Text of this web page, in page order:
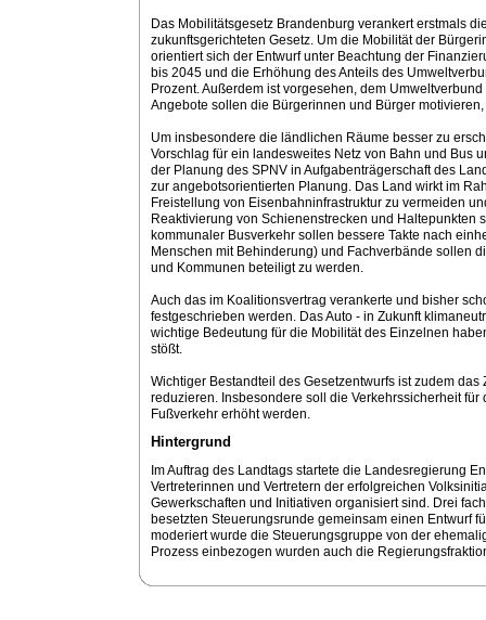
Das Mobilitätsgesetz Brandenburg verankert erstmals
zukunftsgerichteten Gesetz. Um die Mobilität der
orientiert sich der Entwurf unter Beachtung der
bis 2045 und die Erhöhung des Anteils des
Prozent. Außerdem ist vorgesehen, dem
Angebote sollen die Bürgerinnen und Bürger
Um insbesondere die ländlichen Räume besser zu
Vorschlag für ein landesweites Netz von Bahn und Bus
der Planung des SPNV in Aufgabenträgerschaft des
zur angebotsorientierten Planung. Das Land wirkt im
Freistellung von Eisenbahninfrastruktur zu vermeiden
Reaktivierung von Schienen­strecken und
kommunaler Busverkehr sollen bessere Takte nach
Menschen mit Behinderung) und Fachverbände sollen
und Kommunen beteiligt zu werden.
Auch das im Koalitionsvertrag verankerte und bisher
festgeschrieben werden. Das Auto - in Zukunft
wichtige Bedeutung für die Mobilität des Einzelnen
stößt.
Wichtiger Bestandteil des Gesetzentwurfs ist zudem
reduzieren. Insbesondere soll die Verkehrssicherheit
Fußverkehr erhöht werden.
Hintergrund
Im Auftrag des Landtags startete die Landesregierung
Vertreterinnen und Vertretern der erfolgreichen
Gewerkschaften und Initiativen organisiert sind. Drei
besetzten Steuerungsrunde gemeinsam einen Entwurf
moderiert wurde die Steuerungsgruppe von der
Prozess einbezogen wurden auch die